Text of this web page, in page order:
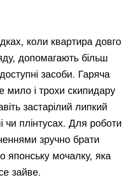
коли квартира довго
допомагають більш
засоби. Гаряча
мило і трохи скипидару
застарілий липкий
чи плінтусах. Для роботи
зручно брати
японську мочалку, яка
зайве.